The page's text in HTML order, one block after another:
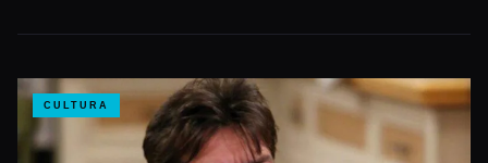
CULTURA